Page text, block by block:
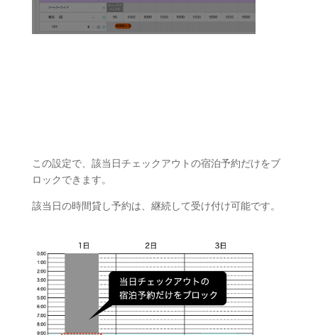
この設定で、該当日チェックアウトの宿泊予約だけをブ
ロックできます。
該当日の時間貸し予約は、継続して受け付け可能です。